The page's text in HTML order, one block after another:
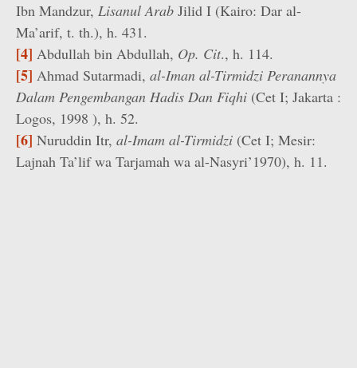
Ibn Mandzur, Lisanul Arab Jilid I (Kairo: Dar al-
Ma’arif, t. th.), h. 431.
[4] Abdullah bin Abdullah, Op. Cit., h. 114.
[5] Ahmad Sutarmadi, al-Iman al-Tirmidzi Peranannya
Dalam Pengembangan Hadis Dan Fiqhi (Cet I; Jakarta :
Logos, 1998 ), h. 52.
[6] Nuruddin Itr, al-Imam al-Tirmidzi (Cet I; Mesir:
Lajnah Ta’lif wa Tarjamah wa al-Nasyri’1970), h. 11.